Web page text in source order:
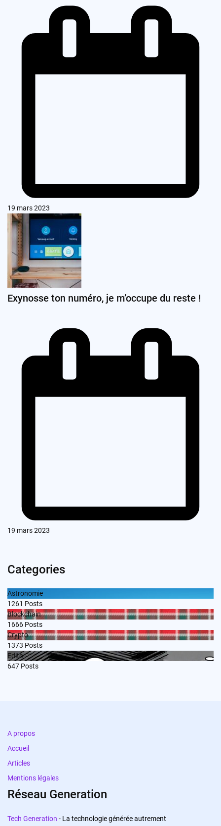
19 mars 2023
Exynosse ton numéro, je m’occupe du reste !
19 mars 2023
Categories
Astronomie
1261 Posts
Blockchain
1666 Posts
Crypto
1373 Posts
Edito
647 Posts
A propos
Accueil
Articles
Mentions légales
Réseau Generation
Tech Generation - La technologie générée autrement